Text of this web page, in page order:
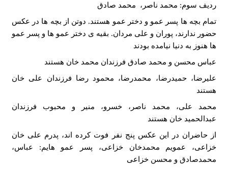
ردیف سوم: محمد ناصر، محمد صادق
تمام بچه ها پسر عمو و دختر عمو هستند. دوتن از بچه ها در عکس
حضور ندارند، پوران و علی مردان. بقیه ی دختر عمو ها و پسر عمو
ها هنوز به دنیا نیامده بودند
عباس محسن و محمد صادق فرزندان محمد خان هستند
علیرضا، حمیدرضا، محمدرضا، محمود رضا فرزندان علی خان
هستند
محمد علی، محمد ناصر، خسرو، منیر و محبوب فرزندان
عبدالحمید خان هستند
از حاضران در این عکس پنج نفر فوت کرده اند، پدرم علی خان
خزاعی، عمویم محمدخان خزاعی، پسر عمو هایم: عباس،
محمدصادق و محسن خزاعی